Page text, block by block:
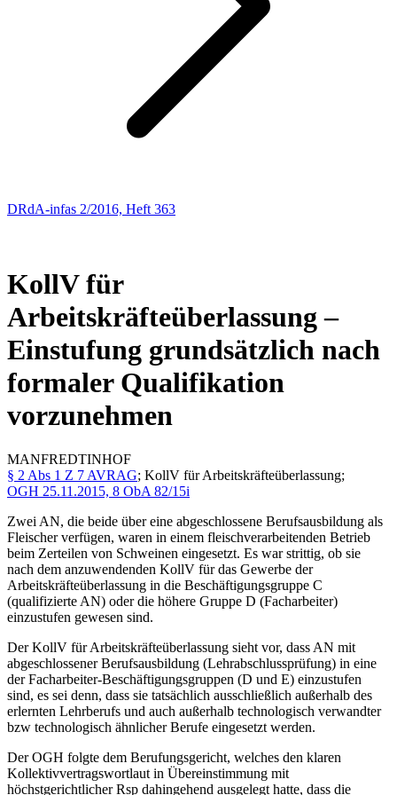
DRdA-infas 2/2016, Heft 363
KollV für
Arbeitskräfteüberlassung –
Einstufung grundsätzlich nach
formaler Qualifikation
vorzunehmen
MANFREDTINHOF
§ 2 Abs 1 Z 7 AVRAG; KollV für Arbeitskräfteüberlassung;
OGH 25.11.2015, 8 ObA 82/15i
Zwei AN, die beide über eine abgeschlossene Berufsausbildung als
Fleischer verfügen, waren in einem fleischverarbeitenden Betrieb
beim Zerteilen von Schweinen eingesetzt. Es war strittig, ob sie
nach dem anzuwendenden KollV für das Gewerbe der
Arbeitskräfteüberlassung in die Beschäftigungsgruppe C
(qualifizierte AN) oder die höhere Gruppe D (Facharbeiter)
einzustufen gewesen sind.
Der KollV für Arbeitskräfteüberlassung sieht vor, dass AN mit
abgeschlossener Berufsausbildung (Lehrabschlussprüfung) in eine
der Facharbeiter-Beschäftigungsgruppen (D und E) einzustufen
sind, es sei denn, dass sie tatsächlich ausschließlich außerhalb des
erlernten Lehrberufs und auch außerhalb technologisch verwandter
bzw technologisch ähnlicher Berufe eingesetzt werden.
Der OGH folgte dem Berufungsgericht, welches den klaren
Kollektivvertragswortlaut in Übereinstimmung mit
höchstgerichtlicher Rsp dahingehend ausgelegt hatte, dass die